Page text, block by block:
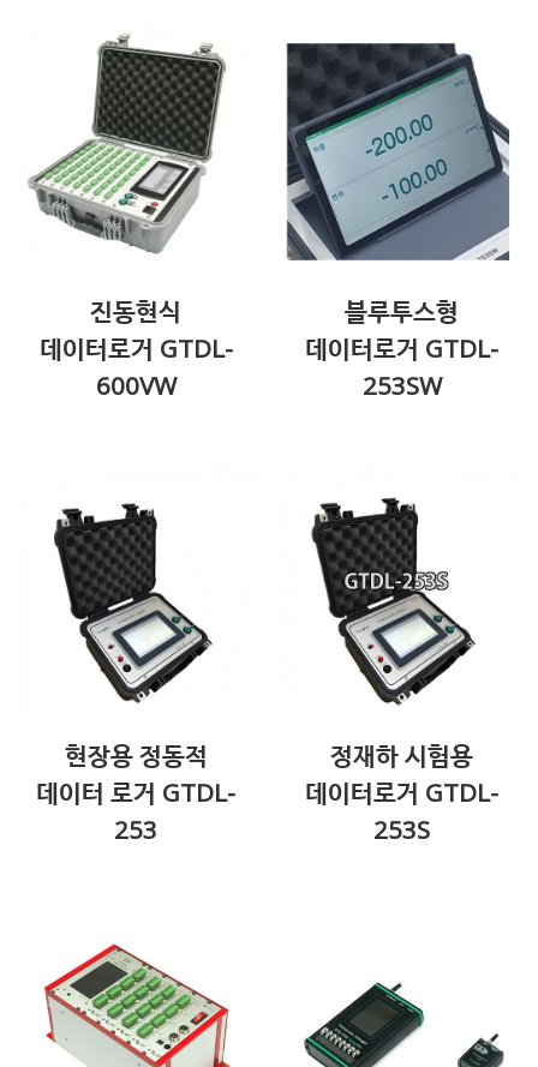
진동현식
데이터로거 GTDL-
600VW
블루투스형
데이터로거 GTDL-
253SW
현장용 정동적
데이터 로거 GTDL-
253
정재하 시험용
데이터로거 GTDL-
253S